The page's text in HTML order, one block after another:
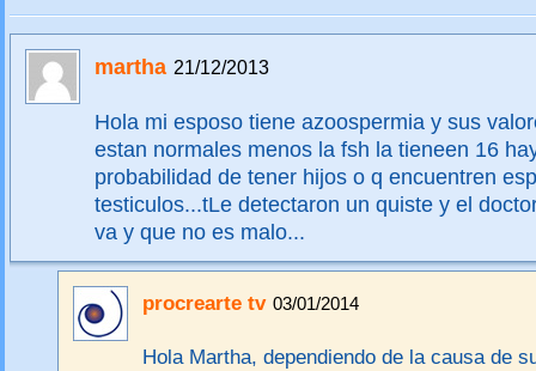
martha 21/12/2013
Hola mi esposo tiene azoospermia y sus
estan normales menos la fsh la tieneen 16
probabilidad de tener hijos o q encuentren
testiculos...tLe detectaron un quiste y el
va y que no es malo...
procrearte tv 03/01/2014
Hola Martha, dependiendo de la causa de